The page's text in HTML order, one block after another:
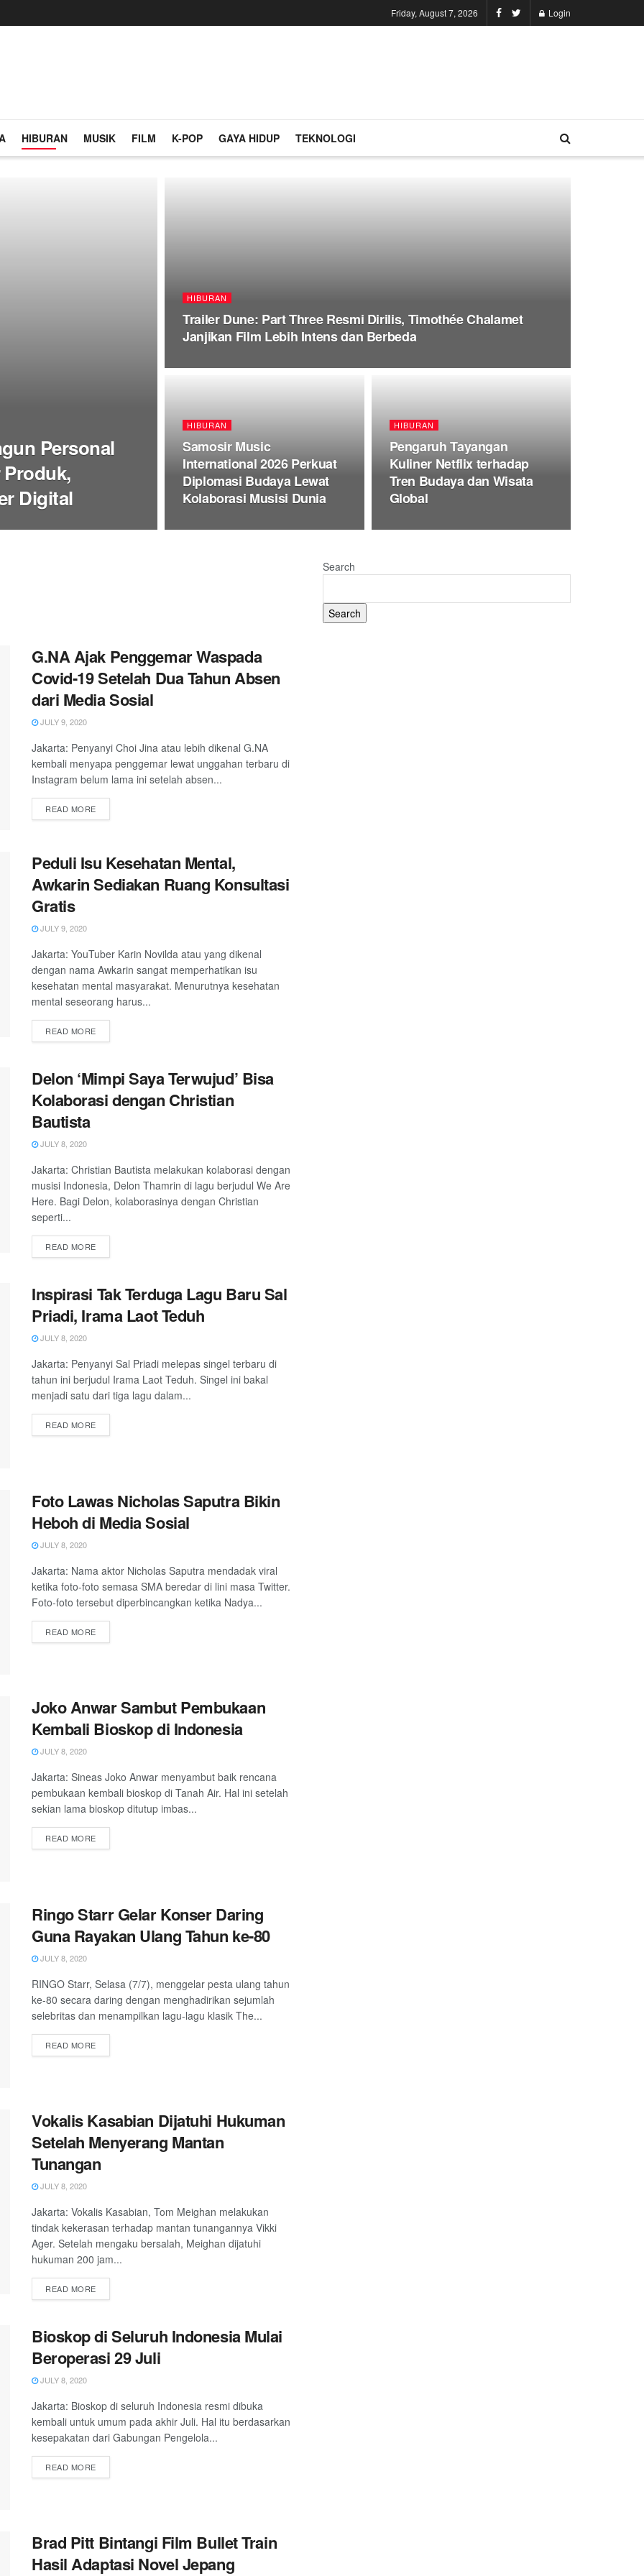
Friday, August 7, 2026 Login
HIBURAN MUSIK FILM K-POP GAYA HIDUP TEKNOLOGI
Personal
Digital
HIBURAN
Trailer Dune: Part Three Resmi Dirilis, Timothée Chalamet
Janjikan Film Lebih Intens dan Berbeda
HIBURAN
Samosir Music
International 2026 Perkuat
Diplomasi Budaya Lewat
Kolaborasi Musisi Dunia
HIBURAN
Pengaruh Tayangan
Kuliner Netflix terhadap
Tren Budaya dan Wisata
Global
G.NA Ajak Penggemar Waspada
Covid-19 Setelah Dua Tahun Absen
dari Media Sosial
JULY 9, 2020
Jakarta: Penyanyi Choi Jina atau lebih dikenal G.NA
kembali menyapa penggemar lewat unggahan terbaru di
Instagram belum lama ini setelah absen...
READ MORE
Peduli Isu Kesehatan Mental,
Awkarin Sediakan Ruang Konsultasi
Gratis
JULY 9, 2020
Jakarta: YouTuber Karin Novilda atau yang dikenal
dengan nama Awkarin sangat memperhatikan isu
kesehatan mental masyarakat. Menurutnya kesehatan
mental seseorang harus...
READ MORE
Delon ‘Mimpi Saya Terwujud’ Bisa
Kolaborasi dengan Christian
Bautista
JULY 8, 2020
Jakarta: Christian Bautista melakukan kolaborasi dengan
musisi Indonesia, Delon Thamrin di lagu berjudul We Are
Here. Bagi Delon, kolaborasinya dengan Christian
seperti...
READ MORE
Inspirasi Tak Terduga Lagu Baru Sal
Priadi, Irama Laot Teduh
JULY 8, 2020
Jakarta: Penyanyi Sal Priadi melepas singel terbaru di
tahun ini berjudul Irama Laot Teduh. Singel ini bakal
menjadi satu dari tiga lagu dalam...
READ MORE
Foto Lawas Nicholas Saputra Bikin
Heboh di Media Sosial
JULY 8, 2020
Jakarta: Nama aktor Nicholas Saputra mendadak viral
ketika foto-foto semasa SMA beredar di lini masa Twitter.
Foto-foto tersebut diperbincangkan ketika Nadya...
READ MORE
Joko Anwar Sambut Pembukaan
Kembali Bioskop di Indonesia
JULY 8, 2020
Jakarta: Sineas Joko Anwar menyambut baik rencana
pembukaan kembali bioskop di Tanah Air. Hal ini setelah
sekian lama bioskop ditutup imbas...
READ MORE
Ringo Starr Gelar Konser Daring
Guna Rayakan Ulang Tahun ke-80
JULY 8, 2020
RINGO Starr, Selasa (7/7), menggelar pesta ulang tahun
ke-80 secara daring dengan menghadirikan sejumlah
selebritas dan menampilkan lagu-lagu klasik The...
READ MORE
Vokalis Kasabian Dijatuhi Hukuman
Setelah Menyerang Mantan
Tunangan
JULY 8, 2020
Jakarta: Vokalis Kasabian, Tom Meighan melakukan
tindak kekerasan terhadap mantan tunangannya Vikki
Ager. Setelah mengaku bersalah, Meighan dijatuhi
hukuman 200 jam...
READ MORE
Bioskop di Seluruh Indonesia Mulai
Beroperasi 29 Juli
JULY 8, 2020
Jakarta: Bioskop di seluruh Indonesia resmi dibuka
kembali untuk umum pada akhir Juli. Hal itu berdasarkan
kesepakatan dari Gabungan Pengelola...
READ MORE
Brad Pitt Bintangi Film Bullet Train
Hasil Adaptasi Novel Jepang
Search
Search